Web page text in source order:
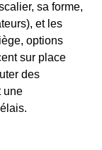
sa forme,
et les
options
sur place
des
une